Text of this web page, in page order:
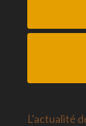
L’actualité